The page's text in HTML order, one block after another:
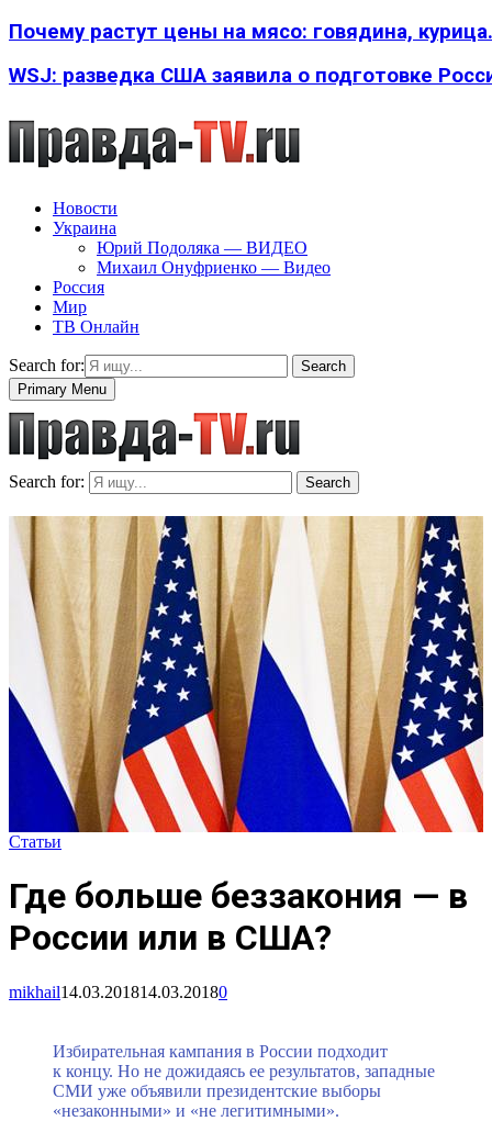
Почему растут цены на мясо: говядина,
WSJ: разведка США заявила о подготовке
Новости
Украина
Юрий Подоляка — ВИДЕО
Михаил Онуфриенко — Видео
Россия
Мир
ТВ Онлайн
Search for:
Search
Primary Menu
Search for: Search
Статьи
Где больше беззакония — в
России или в США?
mikhail14.03.201814.03.20180
Избирательная кампания в России подходит
к концу. Но не дожидаясь ее результатов, западные
СМИ уже объявили президентские выборы
«незаконными» и «не легитимными».